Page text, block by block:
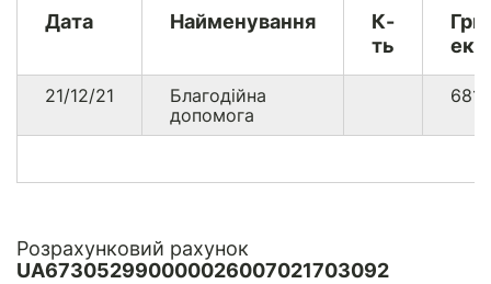
Дата Найменування
К-
ть
21/12/21
Благодійна
допомога
Розрахунковий рахунок
UA673052990000026007021703092